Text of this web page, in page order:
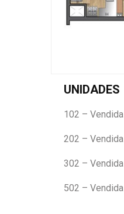
UNIDADES
102 – Vendida
202 – Vendida
302 – Vendida
502 – Vendida